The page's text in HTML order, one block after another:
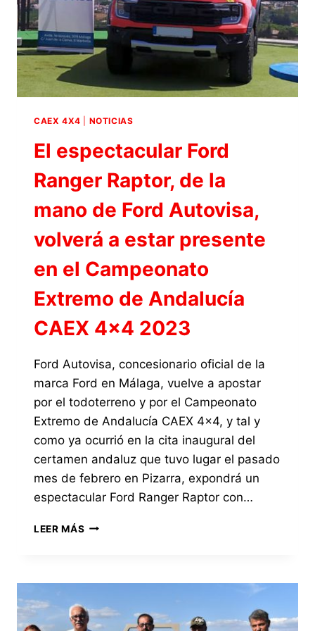
EN
CALIDAD
DE
«EMPRESA
COLABORADORA»
CAEX 4X4 NOTICIAS
El espectacular Ford
Ranger Raptor, de la
mano de Ford Autovisa,
volverá a estar presente
en el Campeonato
Extremo de Andalucía
CAEX 4×4 2023
Ford Autovisa, concesionario oficial de la
marca Ford en Málaga, vuelve a apostar
por el todoterreno y por el Campeonato
Extremo de Andalucía CAEX 4×4, y tal y
como ya ocurrió en la cita inaugural del
certamen andaluz que tuvo lugar el pasado
mes de febrero en Pizarra, expondrá un
espectacular Ford Ranger Raptor con…
LEER MÁS EL
RAPTOR,
LA
MANO